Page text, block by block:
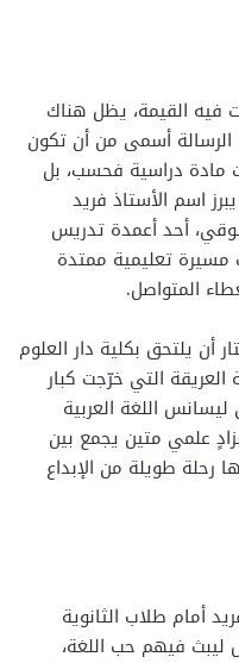
فيه القيمة، يظل هناك
الرسالة أسمى من أن تكون
مادة دراسية فحسب، بل
اسم الأستاذ فريد
أحد أعمدة تدريس
مسيرة تعليمية ممتدة
المتواصل.
أن يلتحق بكلية دار العلوم
العريقة التي خرّجت كبار
اللغة العربية
علمي متين يجمع بين
رحلة طويلة من الإبداع
أمام طلاب الثانوية
ليبث فيهم حب اللغة،